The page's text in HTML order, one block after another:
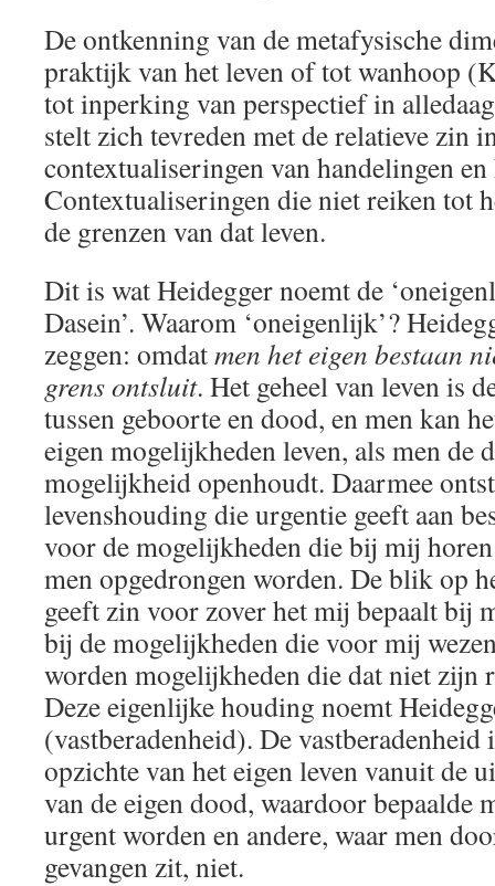
De ontkenning van de metafysische
praktijk van het leven of tot wanhoop
tot inperking van perspectief in
stelt zich tevreden met de relatieve zin
contextualiseringen van handelingen
Contextualiseringen die niet reiken tot
de grenzen van dat leven.
Dit is wat Heidegger noemt de
Dasein’. Waarom ‘oneigenlijk’?
zeggen: omdatmen het eigen bestaan
grens ontsluit. Het geheel van leven is
tussen geboorte en dood, en men kan
eigen mogelijkheden leven, als men de
mogelijkheid openhoudt. Daarmee
levenshouding die urgentie geeft aan
voor de mogelijkheden die bij mij
men opgedrongen worden. De blik op
geeft zin voor zover het mij bepaalt bij
bij de mogelijkheden die voor mij
worden mogelijkheden die dat niet zijn
Deze eigenlijke houding noemt
(vastberadenheid). De vastberadenheid
opzichte van het eigen leven vanuit de
van de eigen dood, waardoor bepaalde
urgent worden en andere, waar men
gevangen zit, niet.